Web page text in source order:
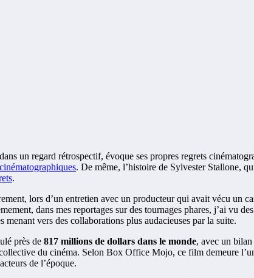
un regard rétrospectif, évoque ses propres regrets
. De même, l’histoire de Sylvester Stallone,
.
lors d’un entretien avec un producteur qui avait vécu un
dans mes reportages sur des tournages phares, j’ai vu
vers des collaborations plus audacieuses par la suite.
près de 817 millions de dollars dans le monde, avec un
du cinéma. Selon Box Office Mojo, ce film demeure
de l’époque.